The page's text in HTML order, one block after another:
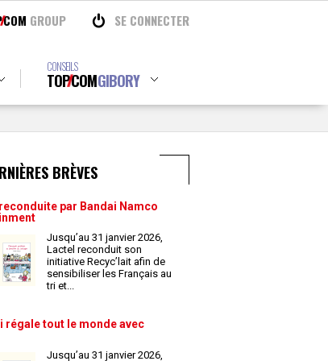
COM GROUP SE CONNECTER
CONSEILS
TOPCOMGIBORY
BRÈVES
par Bandai Namco
Jusqu’au 31 janvier 2026,
Lactel reconduit son
initiative Recyc’lait afin de
sensibiliser les Français au
tri et...
régale tout le monde avec
Jusqu’au 31 janvier 2026,